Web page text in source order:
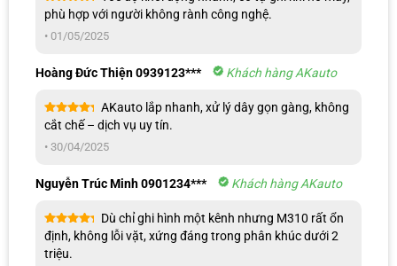
giọng nói tiếng Anh, cho phép chụp ảnh, quay video hoặc bật tắt âm
thanh chỉ với lệnh thoại đơn giản. Tính năng này giúp người lái hạn
chế thao tác tay khi đang di chuyển, từ đó nâng cao độ an toàn và
mang đến trải nghiệm sử dụng tiện lợi, hiện đại hơn.
Được xếp
hạng55
sao
phù hợp với người không rành công nghệ.
• 01/05/2025
Hoàng Đức Thiện 0939123*** Khách hàng AKauto
Được xếp
hạng55
sao
AKauto lắp nhanh, xử lý dây gọn gàng, không
cắt chế – dịch vụ uy tín.
• 30/04/2025
Nguyễn Trúc Minh 0901234*** Khách hàng AKauto
Được xếp
hạng55
sao
Dù chỉ ghi hình một kênh nhưng M310 rất ổn
định, không lỗi vặt, xứng đáng trong phân khúc dưới 2
triệu.